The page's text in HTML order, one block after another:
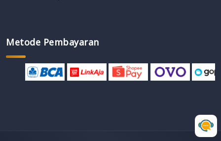
Metode Pembayaran